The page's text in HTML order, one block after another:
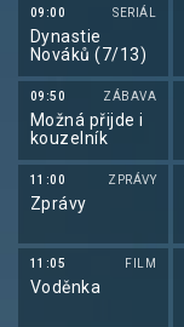
09:00 SERIÁL
Dynastie
Nováků (7/13)
09:50 ZÁBAVA
Možná přijde i
kouzelník
11:00 ZPRÁVY
Zprávy
11:05 FILM
Voděnka